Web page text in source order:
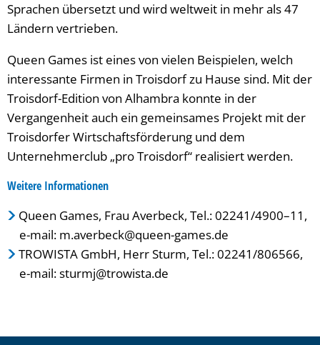
Sprachen übersetzt und wird weltweit in mehr als 47
Ländern vertrieben.
Queen Games ist eines von vielen Beispielen, welch
interessante Firmen in Troisdorf zu Hause sind. Mit der
Troisdorf-Edition von Alhambra konnte in der
Vergangenheit auch ein gemeinsames Projekt mit der
Troisdorfer Wirtschaftsförderung und dem
Unternehmerclub „pro Troisdorf“ realisiert werden.
Weitere Informationen
Queen Games, Frau Averbeck, Tel.: 02241/4900–11,
e-mail: m.averbeck@queen-games.de
TROWISTA GmbH, Herr Sturm, Tel.: 02241/806566,
e-mail: sturmj@trowista.de